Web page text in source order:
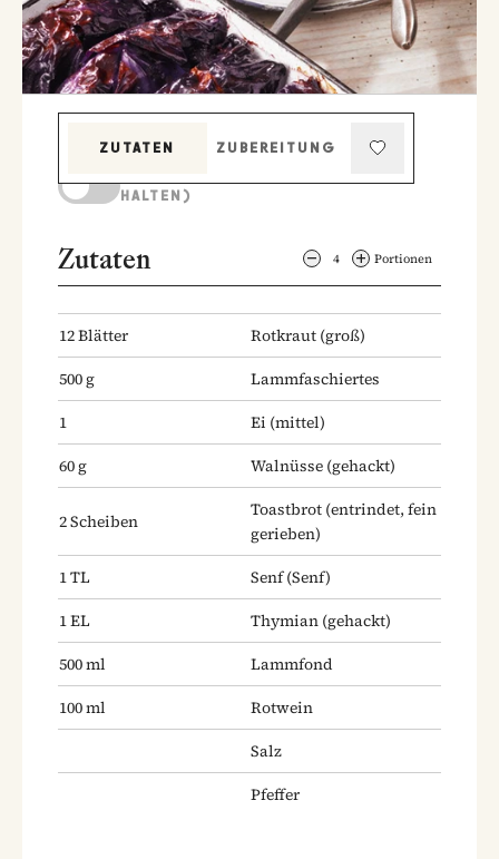
ZUTATEN
ZUBEREITUNG
HALTEN)
Zutaten 4 Portionen
12Blätter Rotkraut (groß)
500g
Lammfaschiertes
1
Ei (mittel)
60g Walnüsse (gehackt)
2Scheiben
Toastbrot (entrindet, fein
gerieben)
1TL Senf(Senf)
1EL Thymian (gehackt)
500ml
Lammfond
100ml
Rotwein
Salz
Pfeffer